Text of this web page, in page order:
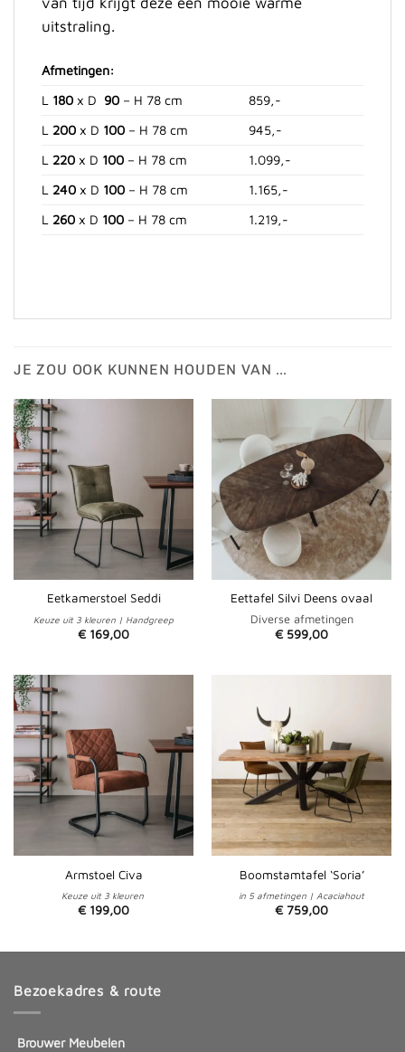
uitstraling.
Afmetingen:
L 180 x D 90 – H 78 cm
859,-
L 200 x D 100 – H 78 cm
945,-
L 220 x D 100 – H 78 cm
1.099,-
L 240 x D 100 – H 78 cm
1.165,-
L 260 x D 100 – H 78 cm 1.219,-
JE ZOU OOK KUNNEN HOUDEN VAN …
Eetkamerstoel Seddi
Keuze uit 3 kleuren | Handgreep
€ 169,00
Eettafel Silvi Deens ovaal
Diverse afmetingen
€ 599,00
Armstoel Civa
Keuze uit 3 kleuren
€ 199,00
Boomstamtafel ‘Soria’
in 5 afmetingen | Acaciahout
€ 759,00
Bezoekadres & route
Brouwer Meubelen